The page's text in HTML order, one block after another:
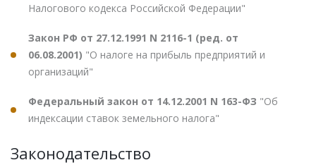
Налогового кодекса Российской Федерации"
Закон РФ от 27.12.1991 N 2116-1 (ред. от
06.08.2001) "О налоге на прибыль предприятий и
организаций"
Федеральный закон от 14.12.2001 N 163-ФЗ "Об
индексации ставок земельного налога"
Законодательство